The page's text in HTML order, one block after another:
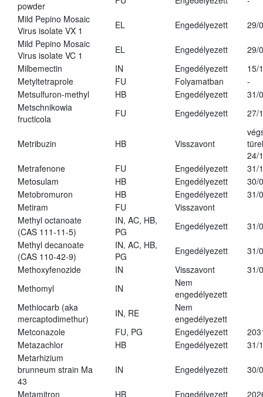
powder
Mild Pepino Mosaic
Virus isolate VX 1
EL Engedélyezett
29/
Mild Pepino Mosaic
Virus isolate VC 1
EL Engedélyezett
29/
Milbemectin
IN Engedélyezett
15/
Metyltetraprole
FU Folyamatban
-
Metsulfuron-methyl
HB Engedélyezett
31/
Metschnikowia
fructicola
FU Engedélyezett 27/
Metribuzin HB Visszavont
24/
Metrafenone
FU Engedélyezett
31/
Metosulam
HB Engedélyezett
30/
Metobromuron
HB Engedélyezett
31/
Metiram
FU
Visszavont
Methyl octanoate
(CAS 111-11-5)
IN, AC, HB,
PG
Engedélyezett
31/
Methyl decanoate
(CAS 110-42-9)
IN, AC, HB,
PG
Engedélyezett
31/
Methoxyfenozide
IN Visszavont
31/
Methomyl
IN
Nem
engedélyezett
Methiocarb (aka
mercaptodimethur)
IN, RE
Nem
engedélyezett
Metconazole
FU, PG Engedélyezett
Metazachlor
HB Engedélyezett
31/
Metarhizium
brunneum strain Ma
43
IN Engedélyezett 30/
Metamitron HB Engedélyezett